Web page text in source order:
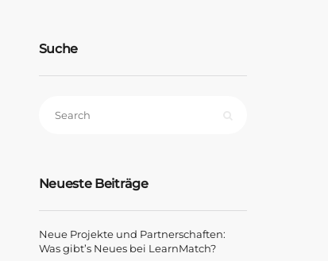
Suche
Neueste Beiträge
Neue Projekte und Partnerschaften:
Was gibt’s Neues bei LearnMatch?